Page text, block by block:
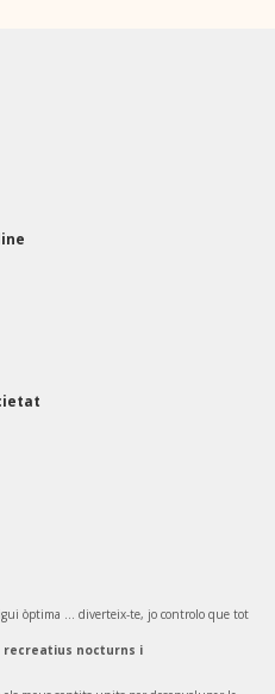
òptima ... diverteix-te, jo controlo que tot
recreatius nocturns i